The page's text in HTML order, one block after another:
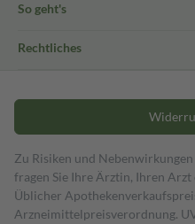
So geht's
Rechtliches
Zu Risiken und
fragen Sie Ihre Ärztin, Ihren
Üblicher
Arzneimittelpreisverordnung.